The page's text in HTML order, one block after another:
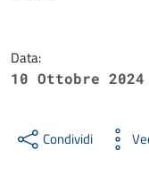
Data:
10 Ottobre 2024
Condividi